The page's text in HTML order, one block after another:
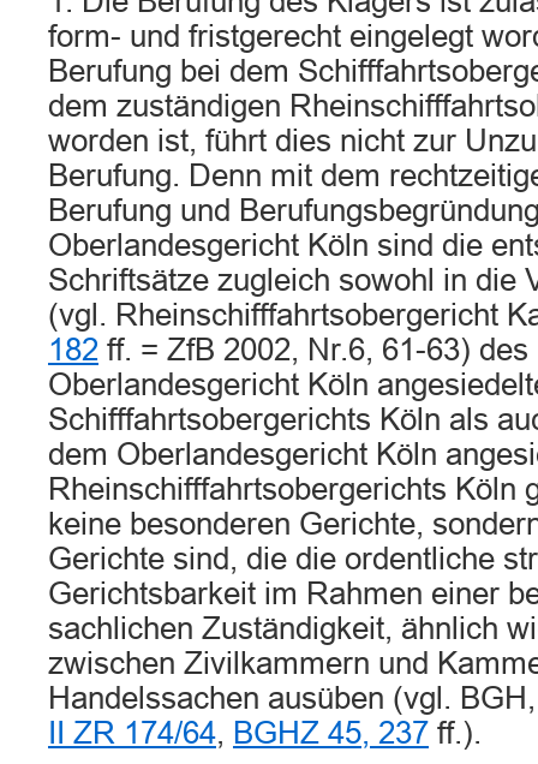
form- und fristgerecht eingelegt
Berufung bei dem
dem zuständigen
worden ist, führt dies nicht zur
Berufung. Denn mit dem
Berufung und
Oberlandesgericht Köln sind die
Schriftsätze zugleich sowohl in die
(vgl. Rheinschifffahrtsobergericht
182 ff. = ZfB 2002, Nr.6, 61-63) des
Oberlandesgericht Köln
Schifffahrtsobergerichts Köln als
dem Oberlandesgericht Köln
Rheinschifffahrtsobergerichts Köln
keine besonderen Gerichte,
Gerichte sind, die die ordentliche
Gerichtsbarkeit im Rahmen einer
sachlichen Zuständigkeit, ähnlich
zwischen Zivilkammern und
Handelssachen ausüben (vgl.
II ZR 174/64, BGHZ 45, 237 ff.).